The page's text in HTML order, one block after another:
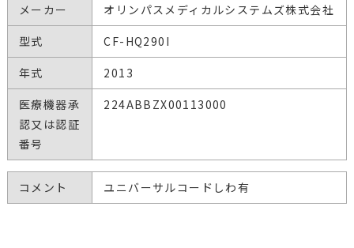
メーカー
オリンパスメディカルシステムズ株式会社
型式
CF-HQ290I
年式
2013
医療機器承
認又は認証
番号
224ABBZX00113000
コメント ユニバーサルコードしわ有